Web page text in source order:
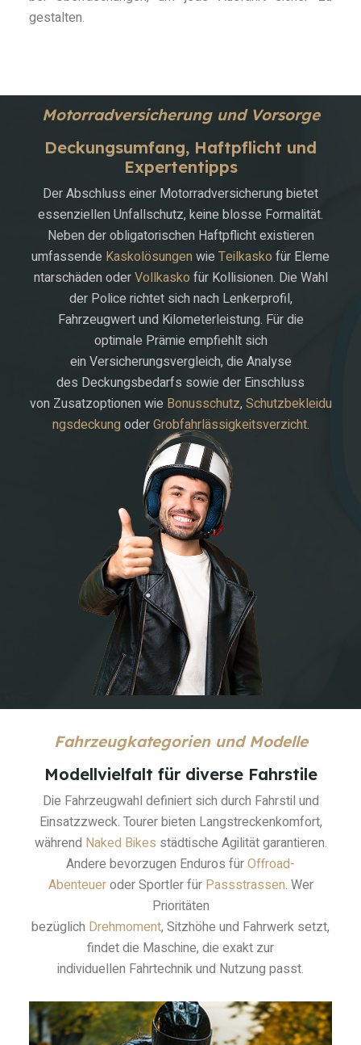
gestalten.
Motorradversicherung und Vorsorge
Deckungsumfang, Haftpflicht und
Expertentipps
Der Abschluss einer Motorradversicherung bietet
essenziellen Unfallschutz, keine blosse Formalität.
Neben der obligatorischen Haftpflicht existieren
umfassende Kaskolösungen wie Teilkasko für Eleme
ntarschäden oderVollkasko für Kollisionen. Die Wahl
der Police richtet sich nach Lenkerprofil,
Fahrzeugwert und Kilometerleistung. Für die
optimale Prämie empfiehlt sich
ein Versicherungsvergleich, die Analyse
des Deckungsbedarfs sowie der Einschluss
von Zusatzoptionen wie Bonusschutz, Schutzbekleidu
ngsdeckung oderGrobfahrlässigkeitsverzicht.
Fahrzeugkategorien und Modelle
Modellvielfalt für diverse Fahrstile
Die Fahrzeugwahl definiert sich durch Fahrstil und
Einsatzzweck. Tourer bieten Langstreckenkomfort,
während Naked Bikes städtische Agilität garantieren.
Andere bevorzugen Enduros fürOffroad-
Abenteueroder Sportler für Passstrassen. Wer
Prioritäten
bezüglich Drehmoment, Sitzhöhe und Fahrwerk setzt,
findet die Maschine, die exakt zur
individuellen Fahrtechnik und Nutzung passt.